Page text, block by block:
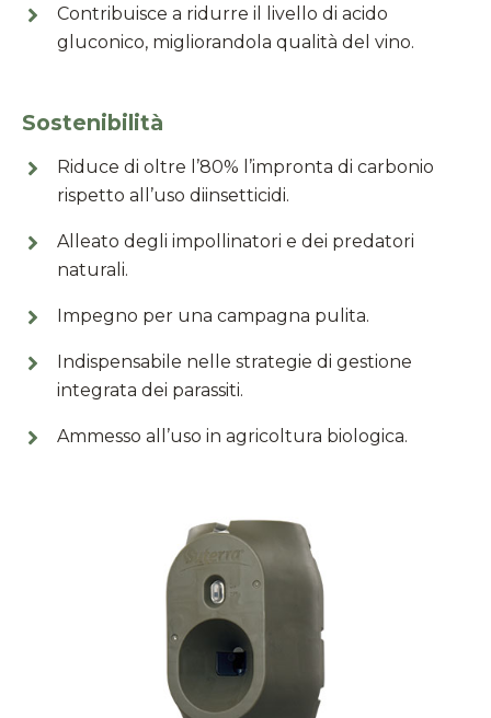
Contribuisce a ridurre il livello di acido
gluconico, migliorandola qualità del vino.
Sostenibilità
Riduce di oltre l’80% l’impronta di carbonio
rispetto all’uso diinsetticidi.
Alleato degli impollinatori e dei predatori
naturali.
Impegno per una campagna pulita.
Indispensabile nelle strategie di gestione
integrata dei parassiti.
Ammesso all’uso in agricoltura biologica.